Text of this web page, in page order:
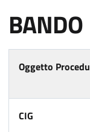
BANDO
Oggetto
CIG